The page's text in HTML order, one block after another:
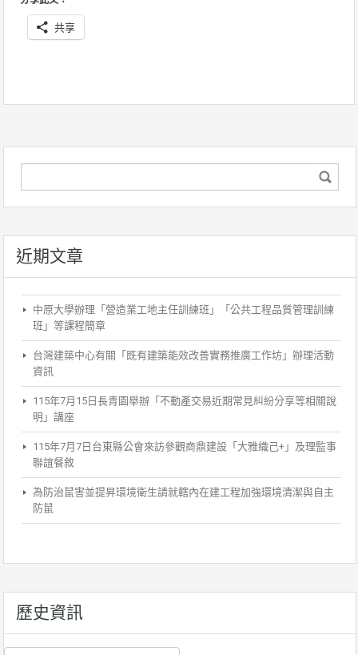
共享
近期文章
中原大學辦理「營造業工地主任訓練班」「公共工程品質管理訓練
班」等課程簡章
台灣建築中心有關「既有建築能效改善實務推廣工作坊」辦理活動
資訊
115年7月15日長青園舉辦「不動產交易近期常見糾紛分享等相關說
明」講座
115年7月7日台東縣公會來訪參觀商鼎建設「大雅織己+」及理監事
聯誼餐敘
為防治鼠害並提昇環境衛生請就轄內在建工程加強環境清潔與自主
防鼠
歷史資訊